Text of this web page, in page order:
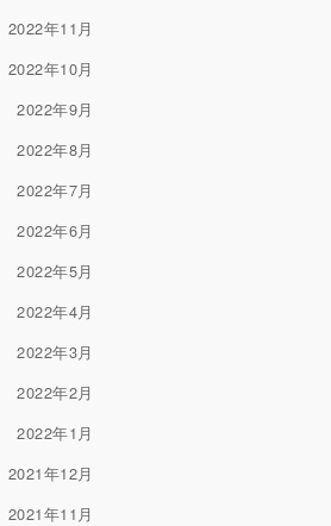
2022年11月
2022年10月
2022年9月
2022年8月
2022年7月
2022年6月
2022年5月
2022年4月
2022年3月
2022年2月
2022年1月
2021年12月
2021年11月